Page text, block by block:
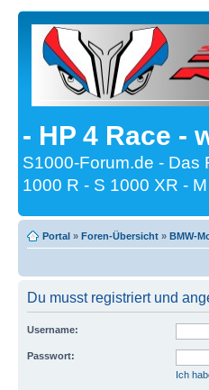
- HP 4 Race -
S1000-Forum.de - Das
1000 R - S 1000 XR -
Portal » Foren-Übersicht » BMW-
Du musst registriert und
Username:
Passwort:
Ich